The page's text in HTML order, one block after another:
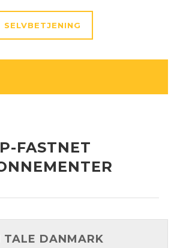
SELVBETJENING
FASTNET
TALE DANMARK